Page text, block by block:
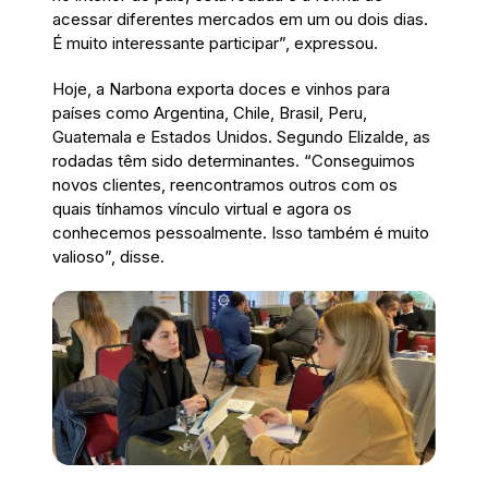
acessar diferentes mercados em um ou dois dias.
É muito interessante participar”, expressou.
Hoje, a Narbona exporta doces e vinhos para
países como Argentina, Chile, Brasil, Peru,
Guatemala e Estados Unidos. Segundo Elizalde, as
rodadas têm sido determinantes. “Conseguimos
novos clientes, reencontramos outros com os
quais tínhamos vínculo virtual e agora os
conhecemos pessoalmente. Isso também é muito
valioso”, disse.